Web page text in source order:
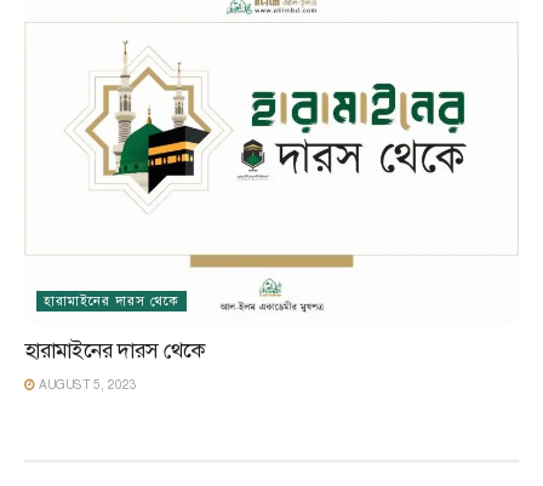
হারামাইনের দারস থেকে
হারামাইনের দারস থেকে
AUGUST 5, 2023